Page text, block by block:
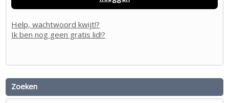
Help, wachtwoord kwijt!?
Ik ben nog geen gratis lid!?
Zoeken